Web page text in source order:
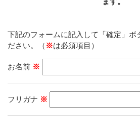
下記のフォームに記入して「確定」ボ
ださい。（ ※は必須項目）
お名前 ※
フリガナ ※